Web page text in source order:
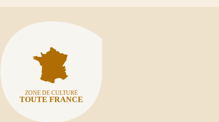
ZONE DE CULTURE
TOUTE FRANCE